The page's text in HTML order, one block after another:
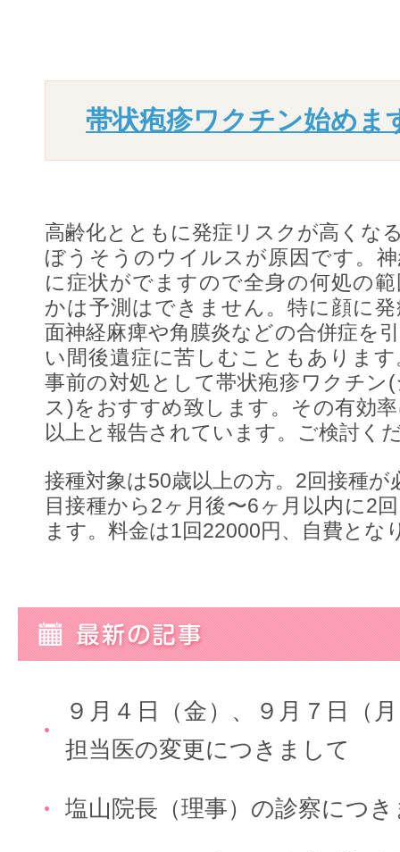
帯状疱疹ワクチン始めま
高齢化とともに発症リスクが高くな
ぼうそうのウイルスが原因です。
に症状がでますので全身の何処の
かは予測はできません。特に顔に
面神経麻痺や角膜炎などの合併症を
い間後遺症に苦しむこともありま
事前の対処として帯状疱疹ワクチン
ス)をおすすめ致します。その有効
以上と報告されています。ご検討く
接種対象は50歳以上の方。2回接種が
目接種から2ヶ月後〜6ヶ月以内に2
ます。料金は1回22000円、自費とな
９月４日（金）、９月７日（
担当医の変更につきまして
塩山院長（理事）の診察につ